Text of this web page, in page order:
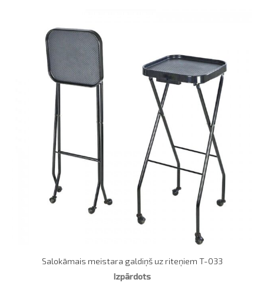
Salokāmais meistara galdiņš uz riteņiem T-033
Izpārdots